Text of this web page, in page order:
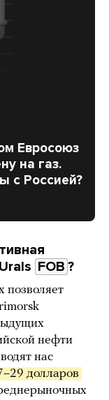
Евросоюз
на газ.
с Россией?
FOB ?
позволяет
нефти
нас
долларов